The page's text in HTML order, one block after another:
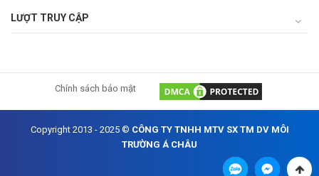
LƯỢT TRUY CẬP
Chính sách bảo mật
Copyright 2013 - 2025 © CÔNG TY TNHH MTV SX TM DV MÔI
TRƯỜNG Á CHÂU